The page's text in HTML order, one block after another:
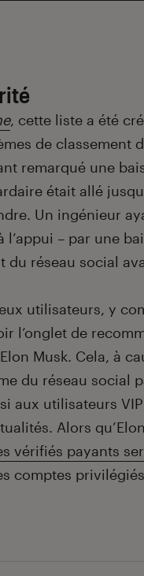
, cette liste a été
de classement
remarqué une
était allé
Un ingénieur
– par une
réseau social
utilisateurs, y
l’onglet de
Musk. Cela, à
du réseau social
aux utilisateurs
Alors
vérifiés payants
comptes